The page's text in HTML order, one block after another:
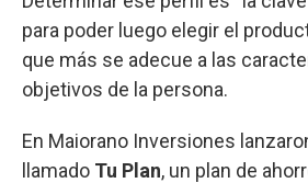
para poder luego elegir el
que más se adecue a las
objetivos de la persona.
En Maiorano Inversiones
llamado Tu Plan, un plan de